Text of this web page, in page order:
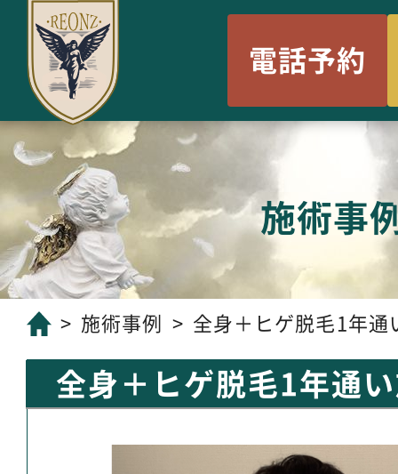
電話予約
施術事
施術事例 全身＋ヒゲ脱毛1年通
全身＋ヒゲ脱毛1年通